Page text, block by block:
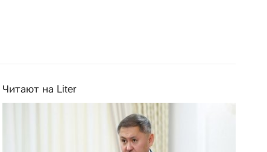
Читают на Liter